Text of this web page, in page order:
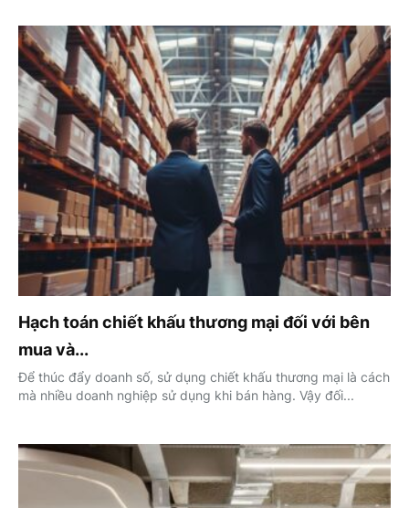
Hạch toán chiết khấu thương mại đối với bên
mua và...
Để thúc đẩy doanh số, sử dụng chiết khấu thương mại là cách
mà nhiều doanh nghiệp sử dụng khi bán hàng. Vậy đối...